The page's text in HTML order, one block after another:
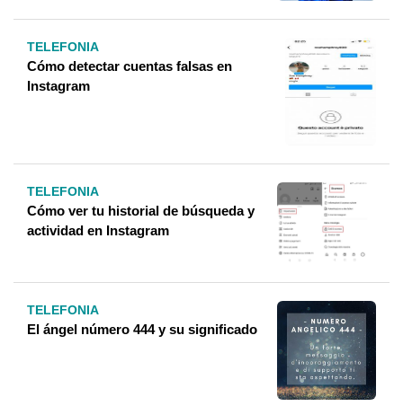
TELEFONIA
Cómo detectar cuentas falsas en
Instagram
TELEFONIA
Cómo ver tu historial de búsqueda y
actividad en Instagram
TELEFONIA
El ángel número 444 y su significado